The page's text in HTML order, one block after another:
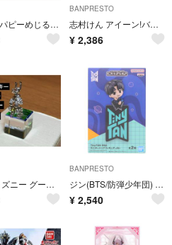
もっちりパピーめじるしマスコット シベリアンハスキー3個
BANPRESTO
志村けん アイーン!バカ殿様フィギュア プライズ(2814877) バンプレスト
¥ 2,386
新品 ディズニー グーフィーシルバーキューブ ミニ スワロフスキークリスタル
BANPRESTO
ジン(BTS/防弾少年団) A(通常カラー) TinyTAN(タイニータン) DNA モニタートップフィギュア-Jin- プライズ(2825291) バンプレスト
¥ 2,540